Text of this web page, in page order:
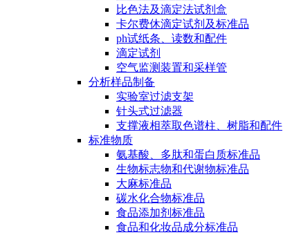
比色法及滴定法试剂盒
卡尔费休滴定试剂及标准品
ph试纸条、读数和配件
滴定试剂
空气监测装置和采样管
分析样品制备
实验室过滤支架
针头式过滤器
支撑液相萃取色谱柱、树脂和配件
标准物质
氨基酸、多肽和蛋白质标准品
生物标志物和代谢物标准品
大麻标准品
碳水化合物标准品
食品添加剂标准品
食品和化妆品成分标准品